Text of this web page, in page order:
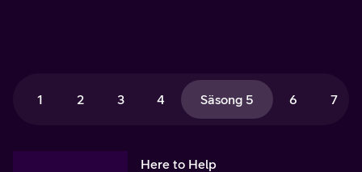
1 2 3 4 Säsong 5 6 7
Here to Help